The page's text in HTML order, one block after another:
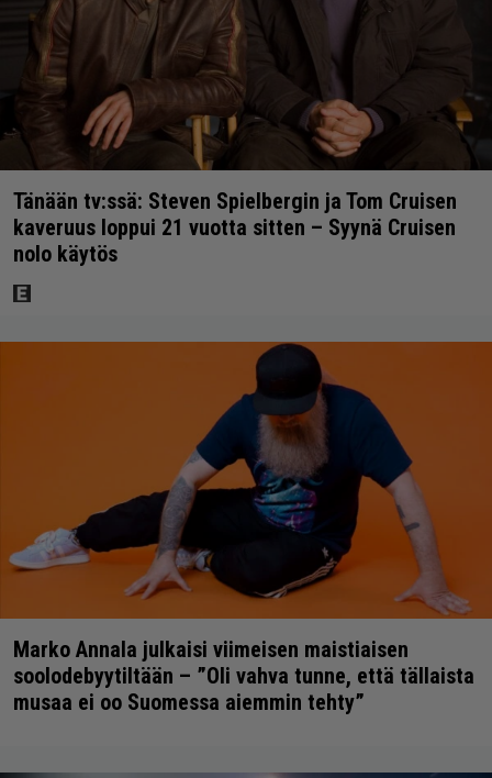
Tänään tv:ssä: Steven Spielbergin ja Tom Cruisen
kaveruus loppui 21 vuotta sitten – Syynä Cruisen
nolo käytös
Marko Annala julkaisi viimeisen maistiaisen
soolodebyytiltään – ”Oli vahva tunne, että tällaista
musaa ei oo Suomessa aiemmin tehty”